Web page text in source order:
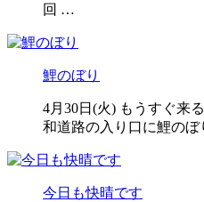
回 …
鯉のぼり
4月30日(火) もうすぐ来
和道路の入り口に鯉の
今日も快晴です